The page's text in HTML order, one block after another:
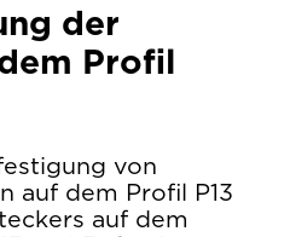
der
Profil
von
auf dem Profil P13
auf dem